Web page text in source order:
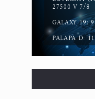
27500 V 7/8
GALAXY 19:
PALAPA D: